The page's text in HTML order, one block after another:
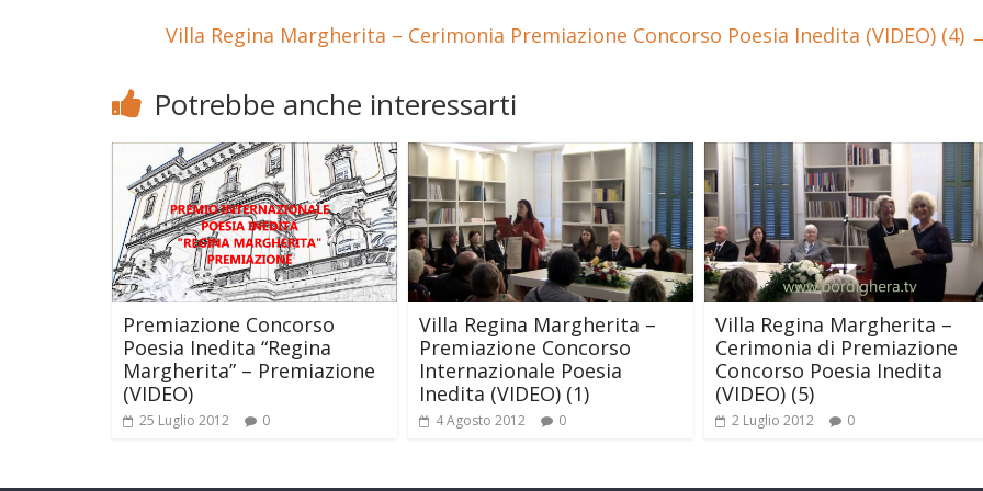
Villa Regina Margherita – Cerimonia Premiazione Concorso Poesia Inedita (VIDEO) (4)
Potrebbe anche interessarti
Premiazione Concorso
Poesia Inedita “Regina
Margherita” – Premiazione
(VIDEO)
25 Luglio 2012 0
Villa Regina Margherita –
Premiazione Concorso
Internazionale Poesia
Inedita (VIDEO) (1)
4 Agosto 2012 0
Villa Regina Margherita –
Cerimonia di Premiazione
Concorso Poesia Inedita
(VIDEO) (5)
2 Luglio 2012 0